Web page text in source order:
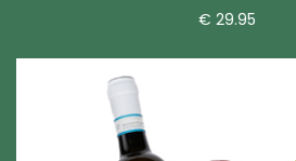
€ 29.95